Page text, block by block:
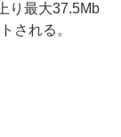
り最大37.5Mb
される。